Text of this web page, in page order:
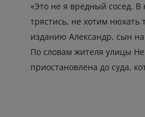
«Это не я вредный сосед.
трястись, не хотим
изданию Александр, сын
По словам жителя улицы
приостановлена до суда,